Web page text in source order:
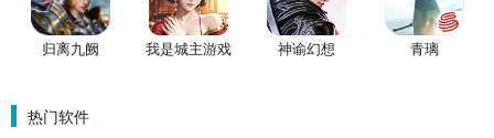
归离九阙 我是城主游戏 神谕幻想 青璃
热门软件